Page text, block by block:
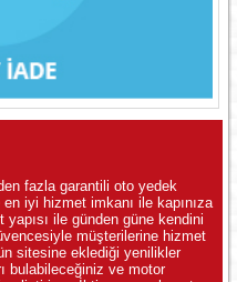
fazla garantili oto yedek
iyi hizmet imkanı ile kapınıza
ile günden güne kendini
müşterilerine hizmet
sitesine eklediği yenilikler
bulabileceğiniz ve motor